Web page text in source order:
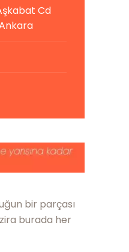
Cd
bir parçası
burada her